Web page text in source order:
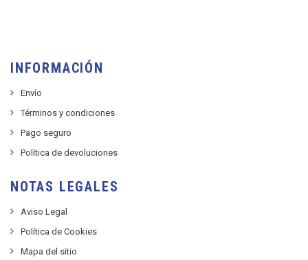
INFORMACIÓN
Envío
Términos y condiciones
Pago seguro
Política de devoluciones
NOTAS LEGALES
Aviso Legal
Política de Cookies
Mapa del sitio